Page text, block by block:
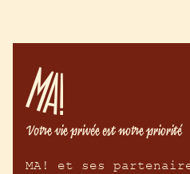
MA! et ses